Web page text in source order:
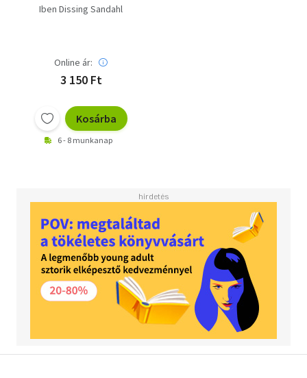
Iben Dissing Sandahl
Online ár:
3 150 Ft
Kosárba
6 - 8 munkanap